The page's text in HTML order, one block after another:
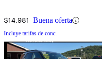
$14,981 Buena oferta
Incluye tarifas de conc.